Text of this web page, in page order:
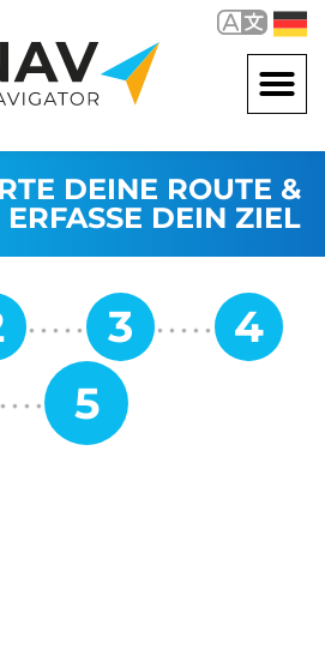
DEINE ROUTE &
ERFASSE DEIN ZIEL